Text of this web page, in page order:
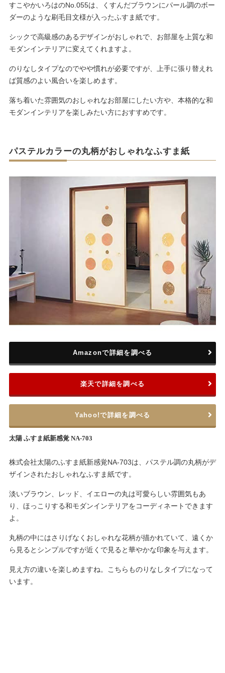
すこやかいろはのNo.055は、くすんだブラウンにパール調のボー
ダーのような刷毛目文様が入ったふすま紙です。
シックで高級感のあるデザインがおしゃれで、お部屋を上質な和
モダンインテリアに変えてくれますよ。
のりなしタイプなのでやや慣れが必要ですが、上手に張り替えれ
ば質感のよい風合いを楽しめます。
落ち着いた雰囲気のおしゃれなお部屋にしたい方や、本格的な和
モダンインテリアを楽しみたい方におすすめです。
パステルカラーの丸柄がおしゃれなふすま紙
太陽 ふすま紙新感覚 NA-703
Amazonで詳細を調べる
楽天で詳細を調べる
Yahoo!で詳細を調べる
株式会社太陽のふすま紙新感覚NA-703は、パステル調の丸柄がデ
ザインされたおしゃれなふすま紙です。
淡いブラウン、レッド、イエローの丸は可愛らしい雰囲気もあ
り、ほっこりする和モダンインテリアをコーディネートできます
よ。
丸柄の中にはさりげなくおしゃれな花柄が描かれていて、遠くか
ら見るとシンプルですが近くで見ると華やかな印象を与えます。
見え方の違いを楽しめますね。こちらものりなしタイプになって
います。